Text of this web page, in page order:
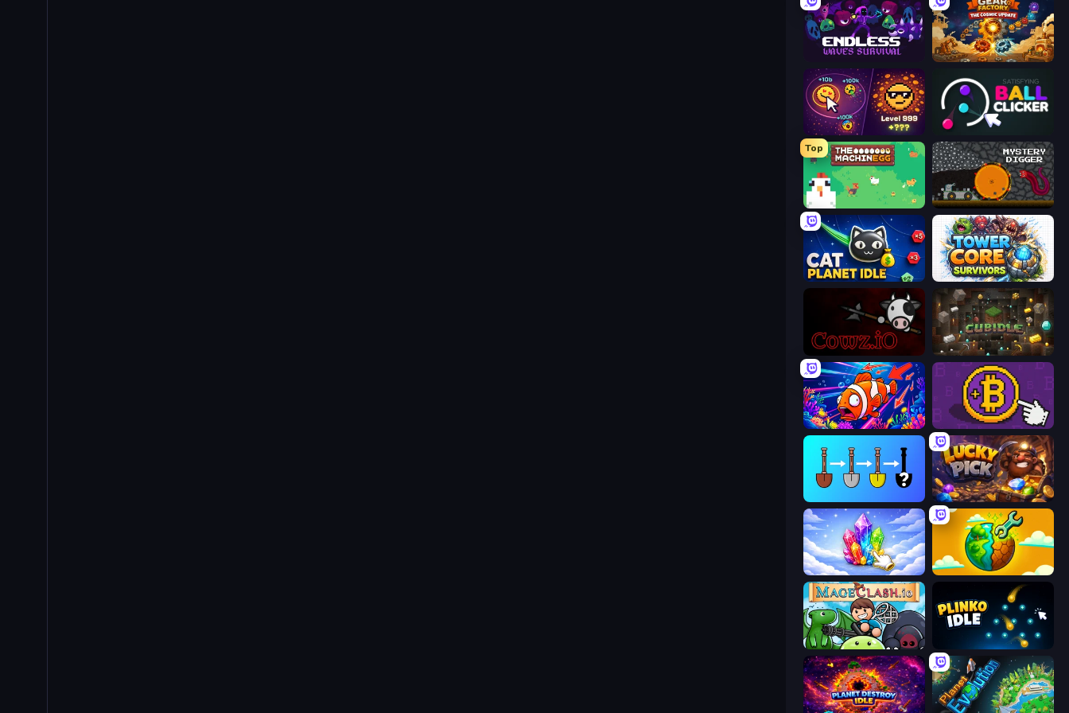
Endless Waves Survival Gear Factory
Dominate All Shapes Satisfying Ball Clicker
Top
The MachinEGG Mystery Digger
Cat Planet Idle Tower Core Survivors
cowz.io Cubidle
Fish Catch Idle Money Maker
Lucky Pick
Crystalia Idle Clicker Land Explorers: Merge & Build
Mageclash.io Plinko Idle